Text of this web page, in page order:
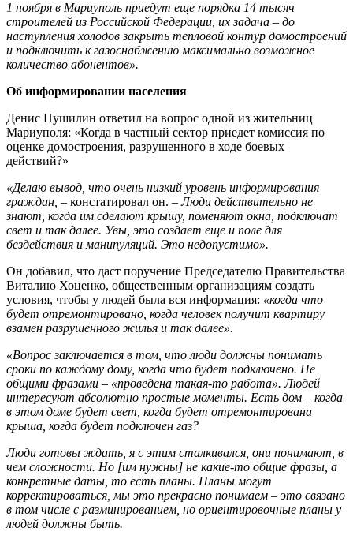
1 ноября в Мариуполь приедут еще порядка 14 тысяч
строителей из Российской Федерации, их задача – до
наступления холодов закрыть тепловой контур домостроений
и подключить к газоснабжению максимально возможное
количество абонентов».
Об информировании населения
Денис Пушилин ответил на вопрос одной из жительниц
Мариуполя: «Когда в частный сектор приедет комиссия по
оценке домостроения, разрушенного в ходе боевых
действий?»
«Делаю вывод, что очень низкий уровень информирования
граждан, – констатировал он. –Люди действительно не
знают, когда им сделают крышу, поменяют окна, подключат
свет и так далее. Увы, это создает еще и поле для
бездействия и манипуляций. Это недопустимо».
Он добавил, что даст поручение Председателю Правительства
Виталию Хоценко, общественным организациям создать
условия, чтобы у людей была вся информация: «когда что
будет отремонтировано, когда человек получит квартиру
взамен разрушенного жилья и так далее».
«Вопрос заключается в том, что люди должны понимать
сроки по каждому дому, когда что будет подключено. Не
общими фразами – «проведена такая-то работа». Людей
интересуют абсолютно простые моменты. Есть дом – когда
в этом доме будет свет, когда будет отремонтирована
крыша, когда будет подключен газ?
Люди готовы ждать, я с этим сталкивался, они понимают, в
чем сложности. Но [им нужны] не какие-то общие фразы, а
конкретные даты, то есть планы. Планы могут
корректироваться, мы это прекрасно понимаем – это связано
в том числе с разминированием, но ориентировочные планы у
людей должны быть.